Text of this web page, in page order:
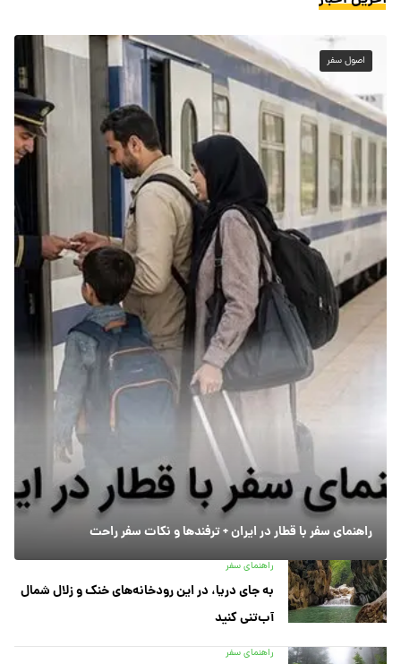
اصول سفر
راهنمای سفر با قطار در ایران + ترفندها و نکات سفر راحت
راهنمای سفر
به جای دریا، در این رودخانه‌های خنک و زلال شمال
آب‌تنی کنید
راهنمای سفر